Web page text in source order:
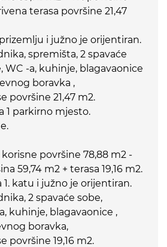
terasa površine 21,47
i južno je orijentiran.
spremišta, 2 spavaće
WC -a, kuhinje, blagavaonice
boravka ,
površine 21,47 m2.
1 parkirno mjesto.
površine 78,88 m2 -
59,74 m2 + terasa 19,16 m2.
1. katu i južno je orijentiran.
2 spavaće sobe,
kuhinje, blagavaonice ,
boravka,
površine 19,16 m2.